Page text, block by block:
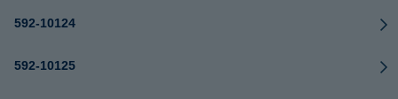
592-10124
592-10125